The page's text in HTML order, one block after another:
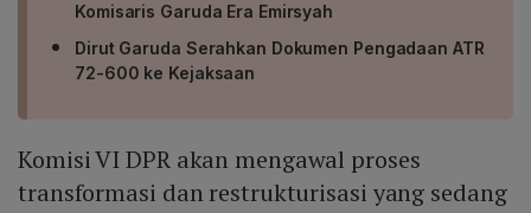
Komisaris Garuda Era Emirsyah
Dirut Garuda Serahkan Dokumen Pengadaan ATR
72-600 ke Kejaksaan
Komisi VI DPR akan mengawal proses
transformasi dan restrukturisasi yang sedang